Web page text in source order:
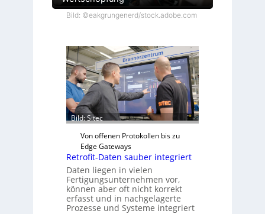
Bild: ©eakgrungenerd/stock.adobe.com
Bild: Sitec
Von offenen Protokollen bis zu
Edge Gateways
Retrofit-Daten sauber integriert
Daten liegen in vielen
Fertigungsunternehmen vor,
können aber oft nicht korrekt
erfasst und in nachgelagerte
Prozesse und Systeme integriert